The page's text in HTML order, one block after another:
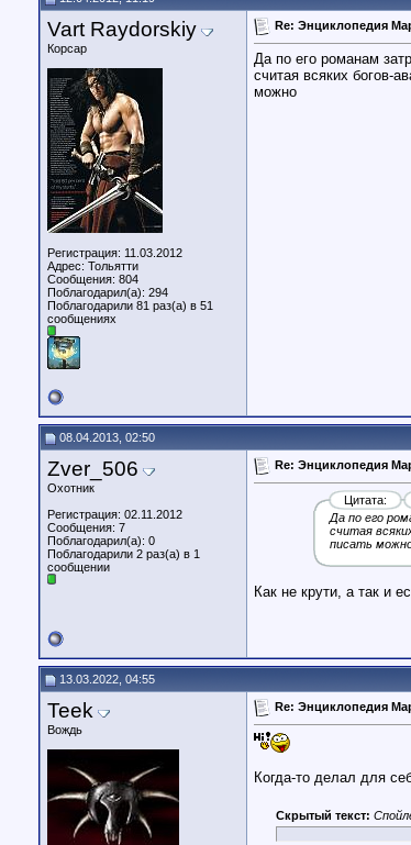
Vart Raydorskiy
Корсар
Регистрация: 11.03.2012
Адрес: Тольятти
Сообщения: 804
Поблагодарил(а): 294
Поблагодарили 81 раз(а) в 51
сообщениях
Re: Энциклопедия
Да по его романам
считая всяких богов-
можно
08.04.2013, 02:50
Zver_506
Охотник
Регистрация: 02.11.2012
Сообщения: 7
Поблагодарил(а): 0
Поблагодарили 2 раз(а) в 1
сообщении
Re: Энциклопедия
Цитата:
Да по его
считая
писать
Как не крути, а так и
13.03.2022, 04:55
Teek
Вождь
Re: Энциклопедия
Когда-то делал для
Скрытый текст: